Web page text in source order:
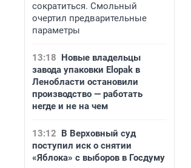
сократиться. Смольный
очертил предварительные
параметры
13:18 Новые владельцы
завода упаковки Elopak в
Ленобласти остановили
производство — работать
негде и не на чем
13:12 В Верховный суд
поступил иск о снятии
«Яблока» с выборов в Госдуму